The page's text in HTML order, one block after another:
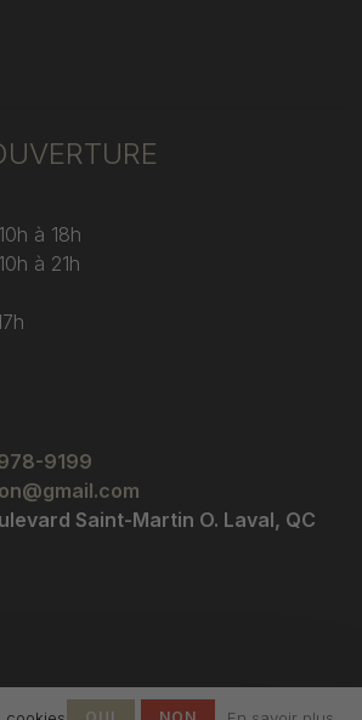
à 18h
à 21h
9199
Saint-Martin O. Laval, QC